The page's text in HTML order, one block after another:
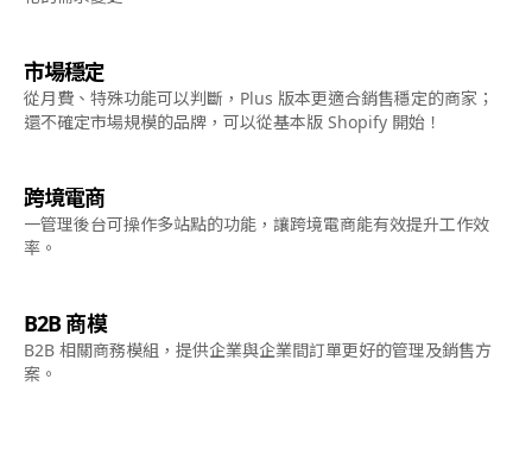
市場穩定
從月費、特殊功能可以判斷，Plus 版本更適合銷售穩定的商家；
還不確定市場規模的品牌，可以從基本版 Shopify 開始！
跨境電商
一管理後台可操作多站點的功能，讓跨境電商能有效提升工作效
率。
B2B 商模
B2B 相關商務模組，提供企業與企業間訂單更好的管理及銷售方
案。